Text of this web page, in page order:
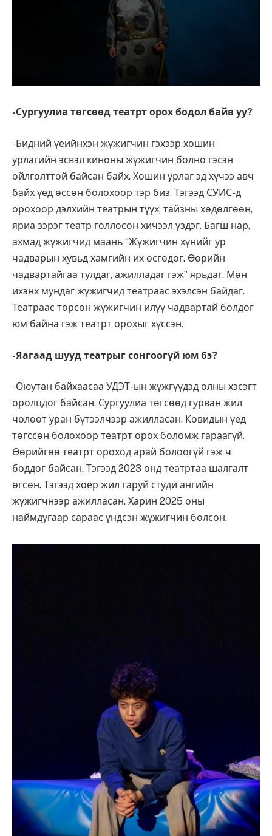
-Сургуулиа төгсөөд театрт орох бодол байв уу?
-Бидний үеийнхэн жүжигчин гэхээр хошин
урлагийн эсвэл киноны жүжигчин болно гэсэн
ойлголттой байсан байх. Хошин урлаг эд хүчээ авч
байх үед өссөн болохоор тэр биз. Тэгээд СУИС-д
орохоор дэлхийн театрын түүх, тайзны хөдөлгөөн,
яриа зэрэг театр голлосон хичээл үздэг. Багш нар,
ахмад жүжигчид маань “Жүжигчин хүнийг ур
чадварын хувьд хамгийн их өсгөдөг. Өөрийн
чадвартайгаа тулдаг, ажилладаг гэж” ярьдаг. Мөн
ихэнх мундаг жүжигчид театраас эхэлсэн байдаг.
Театраас төрсөн жүжигчин илүү чадвартай болдог
юм байна гэж театрт орохыг хүссэн.
-Яагаад шууд театрыг сонгоогүй юм бэ?
-Оюутан байхаасаа УДЭТ-ын жүжгүүдэд олны хэсэгт
оролцдог байсан. Сургуулиа төгсөөд гурван жил
чөлөөт уран бүтээлчээр ажилласан. Ковидын үед
төгссөн болохоор театрт орох боломж гараагүй.
Өөрийгөө театрт ороход арай болоогүй гэж ч
боддог байсан. Тэгээд 2023 онд театртаа шалгалт
өгсөн. Тэгээд хоёр жил гаруй студи ангийн
жүжигчнээр ажилласан. Харин 2025 оны
наймдугаар сараас үндсэн жүжигчин болсон.